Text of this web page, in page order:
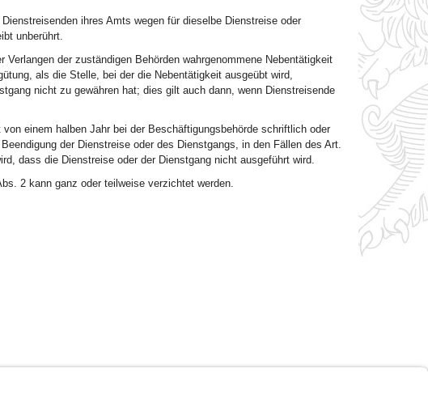
ihres Amts wegen für dieselbe Dienstreise oder
unberührt.
der zuständigen Behörden wahrgenommene Nebentätigkeit
als die Stelle, bei der die Nebentätigkeit ausgeübt wird,
nicht zu gewähren hat; dies gilt auch dann, wenn Dienstreisende
einem halben Jahr bei der Beschäftigungsbehörde schriftlich oder
der Dienstreise oder des Dienstgangs, in den Fällen des Art.
dass die Dienstreise oder der Dienstgang nicht ausgeführt wird.
2 kann ganz oder teilweise verzichtet werden.